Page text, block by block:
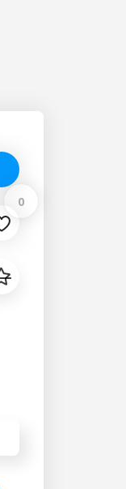
0